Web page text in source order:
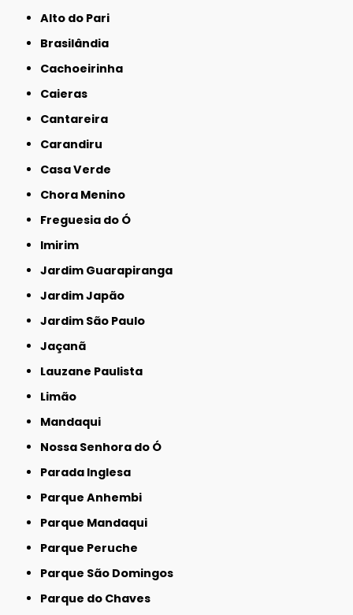
Alto do Pari
Brasilândia
Cachoeirinha
Caieras
Cantareira
Carandiru
Casa Verde
Chora Menino
Freguesia do Ó
Imirim
Jardim Guarapiranga
Jardim Japão
Jardim São Paulo
Jaçanã
Lauzane Paulista
Limão
Mandaqui
Nossa Senhora do Ó
Parada Inglesa
Parque Anhembi
Parque Mandaqui
Parque Peruche
Parque São Domingos
Parque do Chaves